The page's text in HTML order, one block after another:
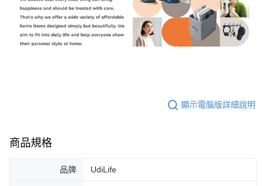
顯示電腦版詳細說明
商品規格
品牌 UdiLife